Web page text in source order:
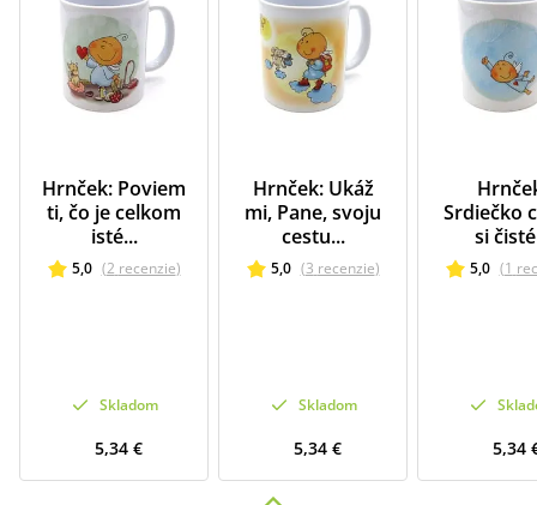
Hrnček: Poviem
ti, čo je celkom
isté...
5,0 (2 recenzie)
Skladom
5,34 €
Hrnček: Ukáž
mi, Pane, svoju
cestu...
5,0 (3 recenzie)
Skladom
5,34 €
Srdiečko
si
5,0 (1
5,34